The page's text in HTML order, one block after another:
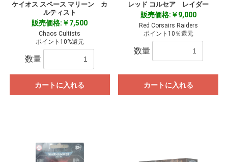
ケイオス スペース マリーン カ
ルティスト
販売価格:￥7,500
Chaos Cultists
ポイント10%還元
数量
カートに入れる
レッド コルセア レイダー
販売価格:￥9,000
Red Corsairs Raiders
ポイント10％還元
数量
カートに入れる